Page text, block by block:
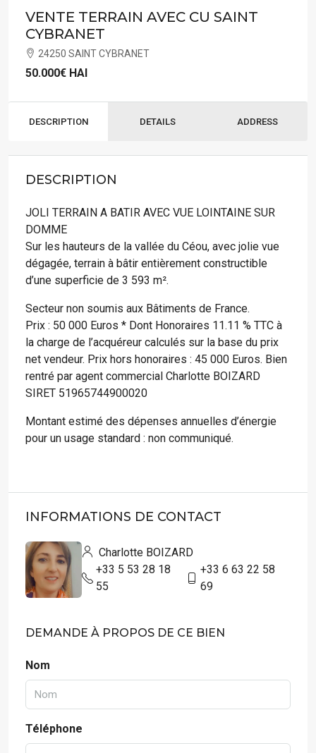
VENTE TERRAIN AVEC CU SAINT
CYBRANET
24250 SAINT CYBRANET
50.000€ HAI
DESCRIPTION DETAILS ADDRESS
DESCRIPTION
JOLI TERRAIN A BATIR AVEC VUE LOINTAINE SUR
DOMME
Sur les hauteurs de la vallée du Céou, avec jolie vue
dégagée, terrain à bâtir entièrement constructible
d’une superficie de 3 593 m².
Secteur non soumis aux Bâtiments de France.
Prix : 50 000 Euros * Dont Honoraires 11.11 % TTC à
la charge de l’acquéreur calculés sur la base du prix
net vendeur. Prix hors honoraires : 45 000 Euros. Bien
rentré par agent commercial Charlotte BOIZARD
SIRET 51965744900020
Montant estimé des dépenses annuelles d’énergie
pour un usage standard : non communiqué.
INFORMATIONS DE CONTACT
Charlotte BOIZARD
+33 5 53 28 18
55
+33 6 63 22 58
69
DEMANDE À PROPOS DE CE BIEN
Nom
Téléphone